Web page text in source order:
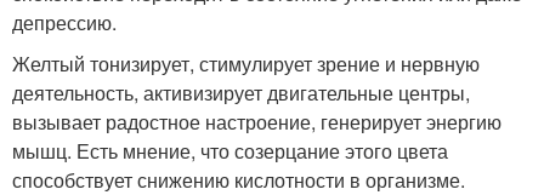
депрессию.
Желтый тонизирует, стимулирует зрение и нервную
деятельность, активизирует двигательные центры,
вызывает радостное настроение, генерирует энергию
мышц. Есть мнение, что созерцание этого цвета
способствует снижению кислотности в организме.